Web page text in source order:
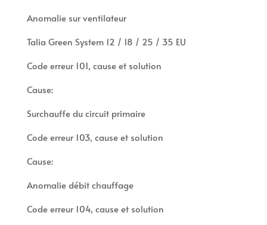
Anomalie sur ventilateur
Talia Green System 12 / 18 / 25 / 35 EU
Code erreur 101, cause et solution
Cause:
Surchauffe du circuit primaire
Code erreur 103, cause et solution
Cause:
Anomalie débit chauffage
Code erreur 104, cause et solution